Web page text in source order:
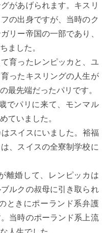
があげられます。キスリ
の出身ですが、当時のク
リー帝国の一部であり、
ました。
育ったレンピッカと、ユ
ったキスリングの人生が
最先端だったパリです。
でパリに来て、モンマル
ていました。
スイスにいました。裕福
、スイスの全寮制学校に
離婚して、レンピッカは
ルクの叔母に引き取られ
ときにポーランド系弁護
当時のポーランド系上流